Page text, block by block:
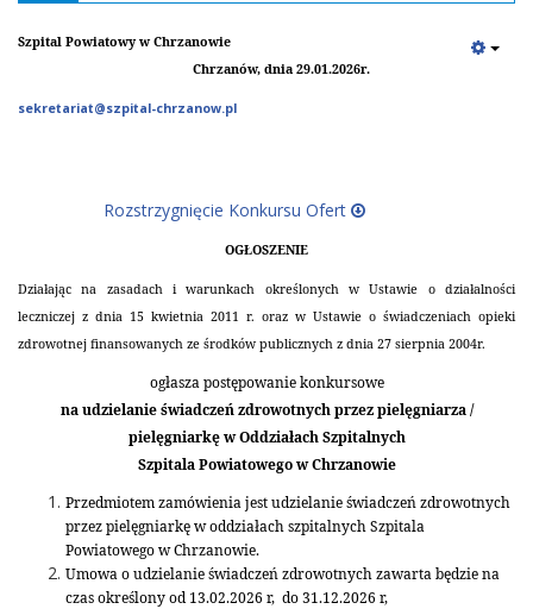
Szpital Powiatowy w Chrzanowie
Chrzanów, dnia 29.01.2026r.
Rozstrzygnięcie Konkursu Ofert
OGŁOSZENIE
Działając na zasadach i warunkach określonych w Ustawie o działalności
leczniczej z dnia 15 kwietnia 2011 r. oraz w Ustawie o świadczeniach opieki
zdrowotnej finansowanych ze środków publicznych z dnia 27 sierpnia 2004r.
ogłasza postępowanie konkursowe
na udzielanie świadczeń zdrowotnych przez pielęgniarza /
pielęgniarkę w Oddziałach Szpitalnych
Szpitala Powiatowego w Chrzanowie
Przedmiotem zamówienia jest udzielanie świadczeń zdrowotnych
przez pielęgniarkę w oddziałach szpitalnych Szpitala
Powiatowego w Chrzanowie.
Umowa o udzielanie świadczeń zdrowotnych zawarta będzie na
czas określony od 13.02.2026 r, do 31.12.2026 r,